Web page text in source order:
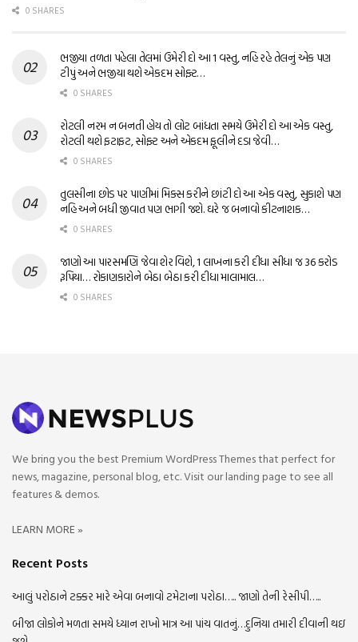
0 SHARES
ભજીયા તળતા પહેલા તેલમાં ઉમેરી દો આ 1 વસ્તુ, નહિ રહે તેલનું એક પણ
ટીપું અને ભજીયા થશે એકદમ સોફ્ટ…
0 SHARES
રોટલી નરમ ન બનતી હોય તો લોટ બાંધતા સમયે ઉમેરી દો આ એક વસ્તુ,
રોટલી થશે ફટાફટ, સોફ્ટ અને એકદમ ફૂલીને દડા જેવી…
0 SHARES
તુલસીના છોડ પર પાણીમાં મિક્સ કરીને છાંટી દો આ એક વસ્તુ, સુકાશે પણ
નહિ અને બધી જીવાત પણ ભાગી જશે. ઘરે જ બનાવો કીટનાશક…
0 SHARES
જાણો આ પારસમણિ જેવા શેર વિશે, 1 લાખના કરી દીધા સીધા જ 36 કરોડ
રૂપિયા… રોકાણકારોને બેઠા બેઠા કરી દીધા માલામાલ…
0 SHARES
We bring you the best Premium WordPress Themes that perfect for
news, magazine, personal blog, etc. Visit our landing page to see all
features & demos.
LEARN MORE »
Recent Posts
આલું પરોઠાને ટક્કર મારે એવા બનાવો ટમેટાના પરોઠા….. જાણો તેની રેસીપી…..
બીજા લોકોને મળતા સમયે ધ્યાન રાખો માત્ર આ પાંચ વાતનું…દુનિયા તમારી દીવાની થઇ